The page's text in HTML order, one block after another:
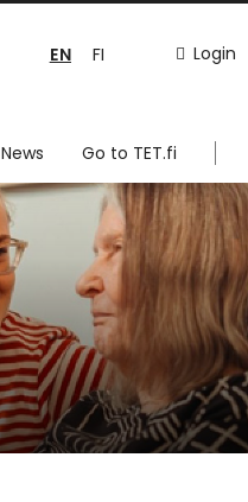
Login
EN FI
News Go to TET.fi